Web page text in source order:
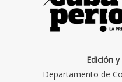
Edición
Departamento de